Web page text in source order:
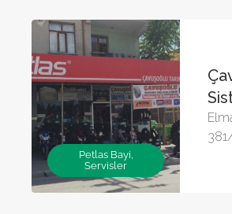
Petlas Bayi,
Servisler